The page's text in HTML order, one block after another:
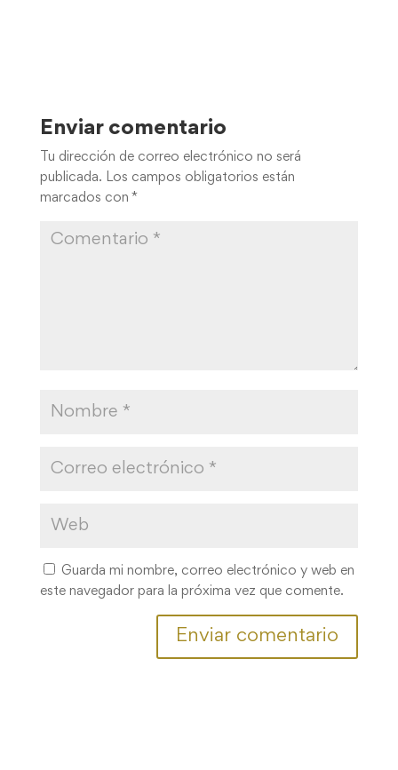
Enviar comentario
Tu dirección de correo electrónico no será
publicada. Los campos obligatorios están
marcados con *
Guarda mi nombre, correo electrónico y web en
este navegador para la próxima vez que comente.